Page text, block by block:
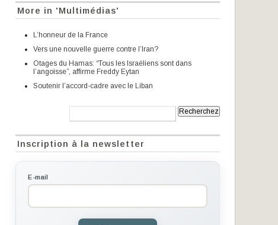
More in 'Multimédias'
L’honneur de la France
Vers une nouvelle guerre contre l’Iran?
Otages du Hamas: “Tous les Israéliens sont dans
l’angoisse”, affirme Freddy Eytan
Soutenir l’accord-cadre avec le Liban
Inscription à la newsletter
E-mail